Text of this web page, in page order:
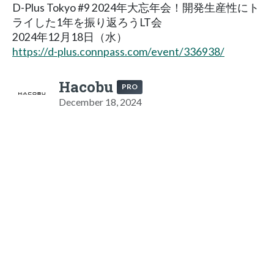
D-Plus Tokyo #9 2024年大忘年会！開発生産性にト
ライした1年を振り返ろうLT会
2024年12月18日（水）
https://d-plus.connpass.com/event/336938/
Hacobu PRO
December 18, 2024